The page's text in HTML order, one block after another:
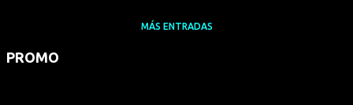
MÁS ENTRADAS
PROMO